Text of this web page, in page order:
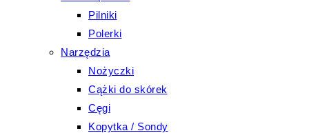
Pilniki
Polerki
Narzędzia
Nożyczki
Cążki do skórek
Cęgi
Kopytka / Sondy